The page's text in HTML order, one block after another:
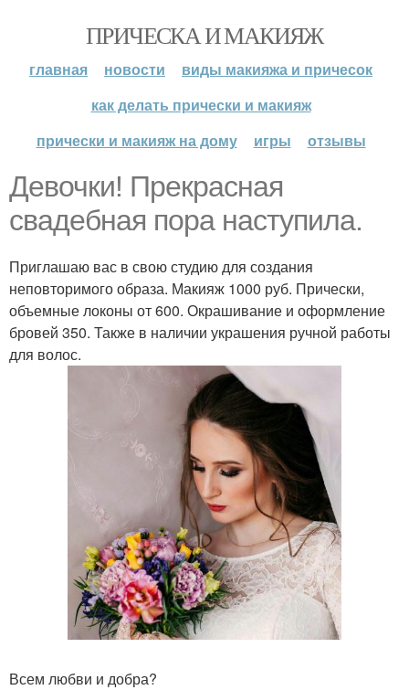
ПРИЧЕСКА И МАКИЯЖ
главная новости
виды макияжа и причесок
как делать прически и макияж
прически и макияж на дому
игры отзывы
Девочки! Прекрасная
свадебная пора наступила.
Приглашаю вас в свою студию для создания
неповторимого образа. Макияж 1000 руб. Прически,
объемные локоны от 600. Окрашивание и оформление
бровей 350. Также в наличии украшения ручной работы
для волос.
Всем любви и добра?